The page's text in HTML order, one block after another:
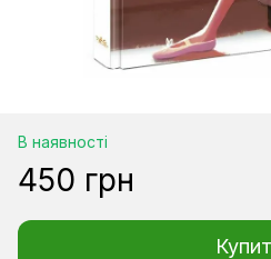
В наявності
450 грн